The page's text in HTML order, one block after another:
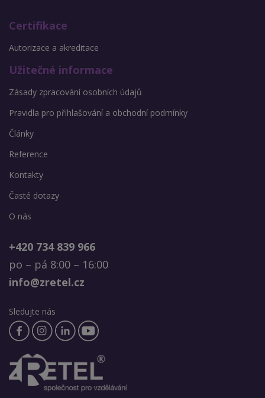
Certifikace
Autorizace a akreditace
Užitečné informace
Zásady zpracování osobních údajů
Pravidla pro přihlašování a obchodní podmínky
Články
Reference
Kontakty
Časté dotazy
O nás
+420 734 839 966
po – pá 8:00 – 16:00
info@zretel.cz
Sledujte nás